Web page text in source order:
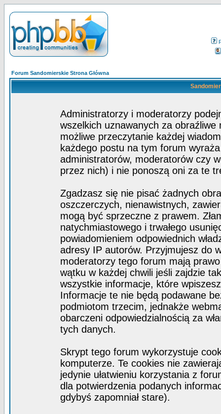
Forum Sandomierskie Strona Główna
Administratorzy i moderatorzy
wszelkich uznawanych za obraźliwe
możliwe przeczytanie każdej
każdego postu na tym forum
administratorów, moderatorów czy
przez nich) i nie ponoszą oni za te
Zgadzasz się nie pisać żadnych
oszczerczych, nienawistnych,
mogą być sprzeczne z prawem.
natychmiastowego i trwałego
powiadomieniem odpowiednich
adresy IP autorów. Przyjmujesz do
moderatorzy tego forum mają
wątku w każdej chwili jeśli zajdzie
wszystkie informacje, które
Informacje te nie będą podawane
podmiotom trzecim, jednakże
obarczeni odpowiedzialnością za
tych danych.
Skrypt tego forum wykorzystuje
komputerze. Te cookies nie
jedynie ułatwieniu korzystania z
dla potwierdzenia podanych
gdybyś zapomniał stare).